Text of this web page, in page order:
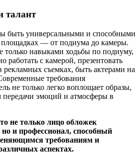
талант
быть универсальными и способными
площадках — от подиума до камеры.
навыками ходьбы по подиуму,
работать с камерой, презентовать
съемках, быть актерами на
требования
не только легко воплощает образы,
передачи эмоций и атмосферы в
не только лицо обложек
и профессионал, способный
требованиям и
аспектах.